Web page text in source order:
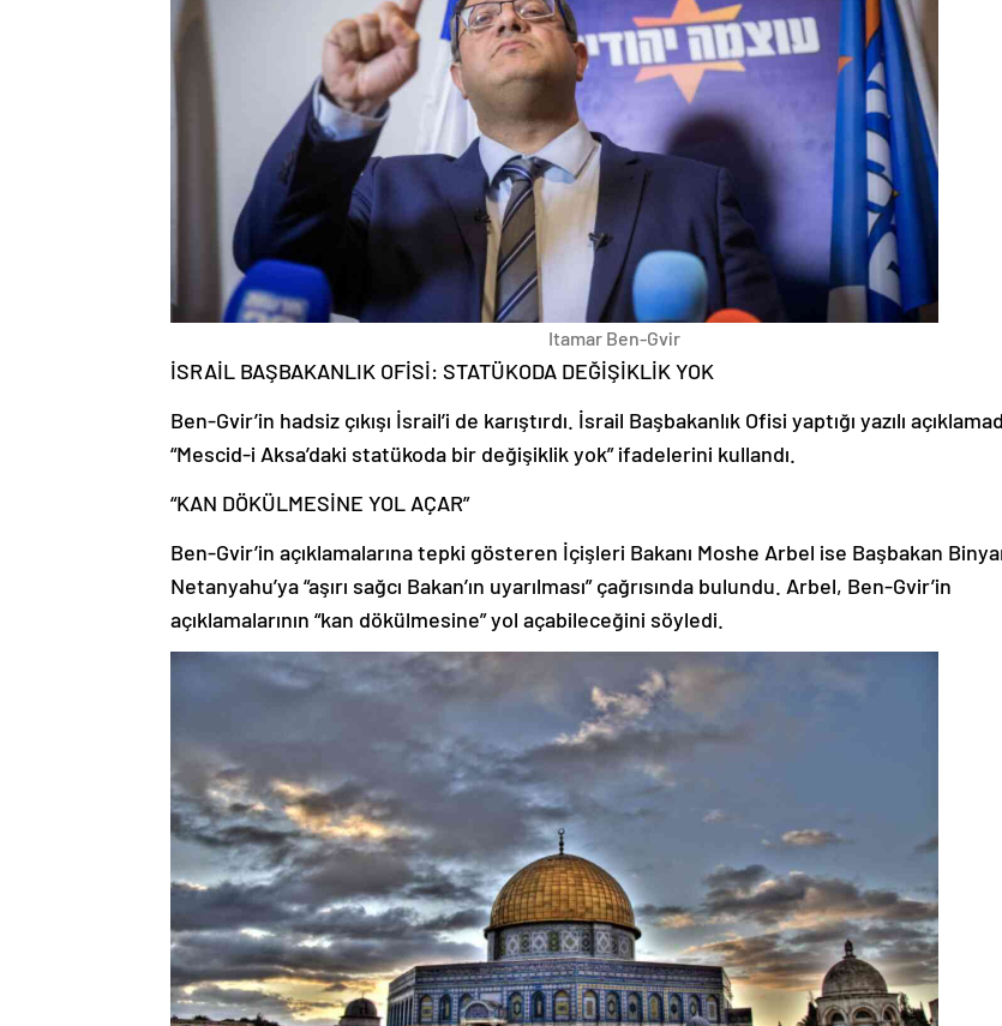
Itamar Ben-Gvir
İSRAİL BAŞBAKANLIK OFİSİ: STATÜKODA DEĞİŞİKLİK YOK
Ben-Gvir’in hadsiz çıkışı İsrail’i de karıştırdı. İsrail Başbakanlık Ofisi yaptığı yazılı
“Mescid-i Aksa’daki statükoda bir değişiklik yok” ifadelerini kullandı.
“KAN DÖKÜLMESİNE YOL AÇAR”
Ben-Gvir’in açıklamalarına tepki gösteren İçişleri Bakanı Moshe Arbel ise Başbakan
Netanyahu’ya “aşırı sağcı Bakan’ın uyarılması” çağrısında bulundu. Arbel, Ben-Gvir’in
açıklamalarının “kan dökülmesine” yol açabileceğini söyledi.